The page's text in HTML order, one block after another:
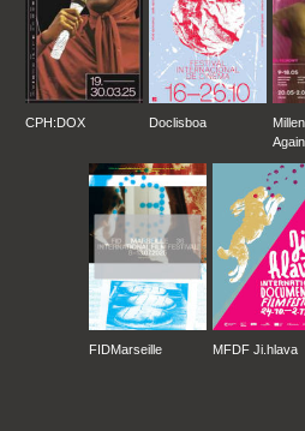
CPH:DOX Doclisboa
FIDMarseille MFDF Ji.hlava